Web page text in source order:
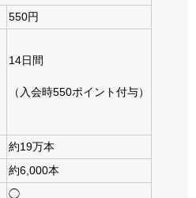
550円
14日間
（入会時550ポイント付与）
約19万本
約6,000本
◯